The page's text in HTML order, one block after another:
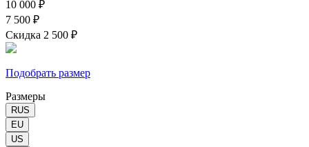
10 000 ₽
7 500 ₽
Скидка 2 500 ₽
Подобрать размер
Размеры
RUS
EU
US